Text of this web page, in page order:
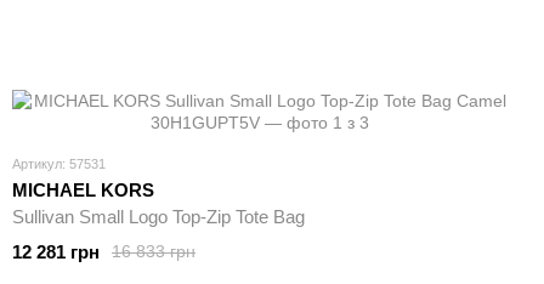
Артикул: 57531
MICHAEL KORS
Sullivan Small Logo Top-Zip Tote Bag
16 833 грн
12 281 грн